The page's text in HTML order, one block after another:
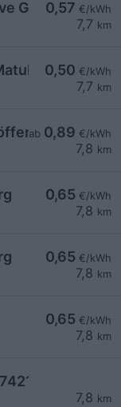
0,57 €/kWh
7,7 km
GmbH AT
0,50 €/kWh
7,7 km
Gasse
ab 0,89 €/kWh
7,8 km
0,65 €/kWh
7,8 km
0,65 €/kWh
7,8 km
0,65 €/kWh
7,8 km
7,8 km